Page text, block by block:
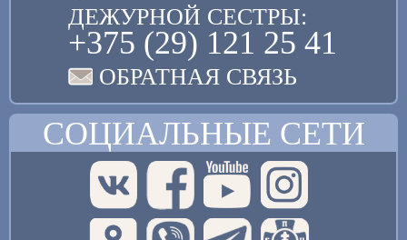
ДЕЖУРНОЙ СЕСТРЫ:
+375 (29) 121 25 41
ОБРАТНАЯ СВЯЗЬ
СОЦИАЛЬНЫЕ СЕТИ